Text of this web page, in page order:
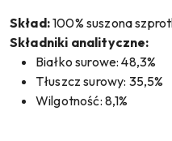
Skład:100% suszona
Składniki analityczne:
Białko surowe: 48,3%
Tłuszcz surowy: 35,5%
Wilgotność: 8,1%